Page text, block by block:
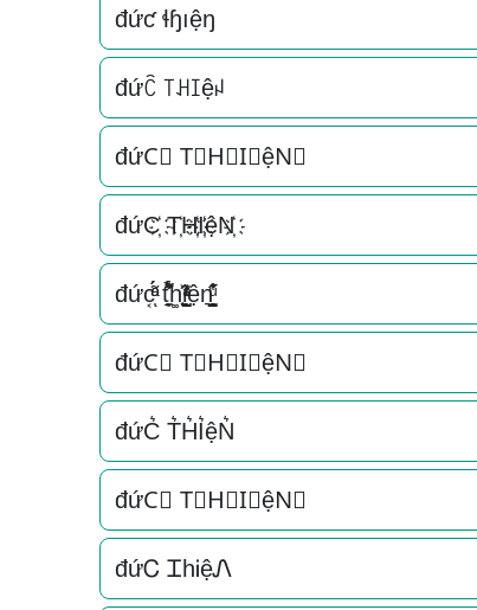
đứƈ ɬɧıệŋ
đứꉓ ꓄ꃅꀤệꈤ
đứC⃟ T⃟H⃟I⃟ệN⃟
đứC҉ T҉H҉I҉ệN҉
đức͔ͣͦ́́͂ͅ t̘̟̼̉̈́͐͋͌̊h͚̖̜̍̃͐i̞̟̫̺ͭ̒ͭͣện͉̠̙͉̗̺̋̋̔ͧ̊
đứC⃗ T⃗H⃗I⃗ệN⃗
đứC͛ T͛H͛I͛ệN͛
đứC⃒ T⃒H⃒I⃒ệN⃒
đứᏟ ᏆhᎥệᏁ